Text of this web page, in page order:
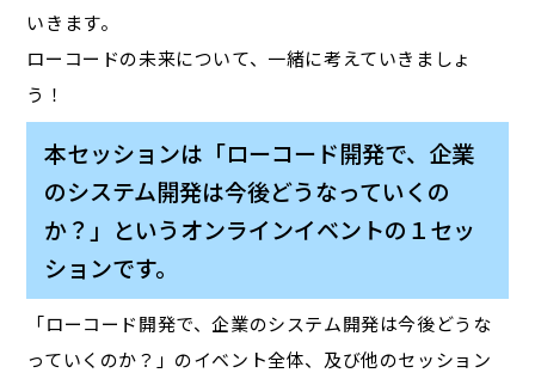
いきます。
ローコードの未来について、一緒に考えていきましょ
う！
本セッションは「ローコード開発で、企業
のシステム開発は今後どうなっていくの
か？」というオンラインイベントの１セッ
ションです。
「ローコード開発で、企業のシステム開発は今後どうな
っていくのか？」のイベント全体、及び他のセッション